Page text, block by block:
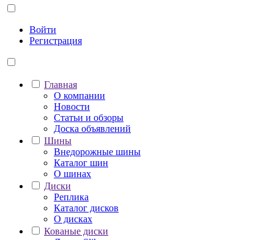
Войти
Регистрация
Главная
О компании
Новости
Статьи и обзоры
Доска объявлений
Шины
Внедорожные шины
Каталог шин
О шинах
Диски
Реплика
Каталог дисков
О дисках
Кованые диски